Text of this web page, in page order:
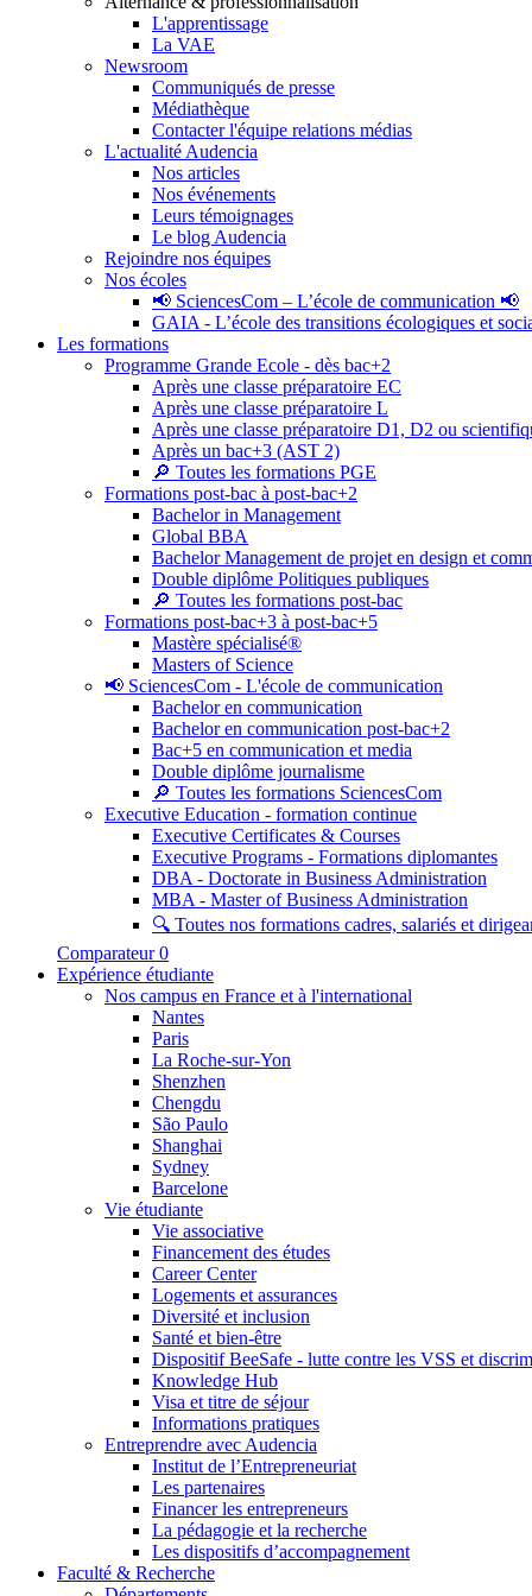
L'apprentissage
La VAE
Newsroom
Communiqués de presse
Médiathèque
Contacter l'équipe relations médias
L'actualité Audencia
Nos articles
Nos événements
Leurs témoignages
Le blog Audencia
Rejoindre nos équipes
Nos écoles
📢 SciencesCom – L’école de communication 📢
GAIA - L’école des transitions écologiques et
Les formations
Programme Grande Ecole - dès bac+2
Après une classe préparatoire EC
Après une classe préparatoire L
Après une classe préparatoire D1, D2 ou
Après un bac+3 (AST 2)
🔎 Toutes les formations PGE
Formations post-bac à post-bac+2
Bachelor in Management
Global BBA
Bachelor Management de projet en design et
Double diplôme Politiques publiques
🔎 Toutes les formations post-bac
Formations post-bac+3 à post-bac+5
Mastère spécialisé®
Masters of Science
📢 SciencesCom - L'école de communication
Bachelor en communication
Bachelor en communication post-bac+2
Bac+5 en communication et media
Double diplôme journalisme
🔎 Toutes les formations SciencesCom
Executive Education - formation continue
Executive Certificates & Courses
Executive Programs - Formations diplomantes
DBA - Doctorate in Business Administration
MBA - Master of Business Administration
🔍 Toutes nos formations cadres, salariés et
Comparateur 0
Expérience étudiante
Nos campus en France et à l'international
Nantes
Paris
La Roche-sur-Yon
Shenzhen
Chengdu
São Paulo
Shanghai
Sydney
Barcelone
Vie étudiante
Vie associative
Financement des études
Career Center
Logements et assurances
Diversité et inclusion
Santé et bien-être
Dispositif BeeSafe - lutte contre les VSS et
Knowledge Hub
Visa et titre de séjour
Informations pratiques
Entreprendre avec Audencia
Institut de l’Entrepreneuriat
Les partenaires
Financer les entrepreneurs
La pédagogie et la recherche
Les dispositifs d’accompagnement
Faculté & Recherche